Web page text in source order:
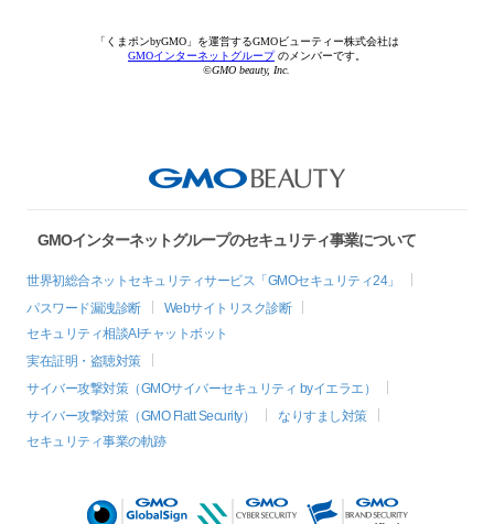
「くまポンbyGMO」を運営するGMOビューティー株式会社は
GMOインターネットグループのメンバーです。
©GMO beauty, Inc.
GMOインターネットグループのセキュリティ事業について
世界初総合ネットセキュリティサービス「GMOセキュリティ24」
パスワード漏洩診断
Webサイトリスク診断
セキュリティ相談AIチャットボット
実在証明・盗聴対策
サイバー攻撃対策（GMOサイバーセキュリティ byイエラエ）
サイバー攻撃対策（GMO Flatt Security）
なりすまし対策
セキュリティ事業の軌跡